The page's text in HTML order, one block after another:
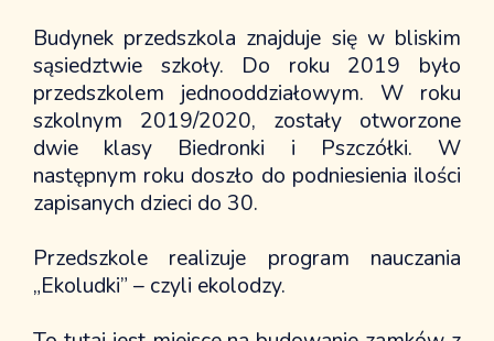
Kontakt
Historia przedszkola
Dokumenty
Informacje dla rodziców
Z życia przedszkola
Strefa rodzica
Budynek przedszkola znajduje się w bliskim
sąsiedztwie szkoły. Do roku 2019 było
przedszkolem jednooddziałowym. W roku
szkolnym 2019/2020, zostały otworzone
dwie klasy Biedronki i Pszczółki. W
następnym roku doszło do podniesienia ilości
zapisanych dzieci do 30.
Przedszkole realizuje program nauczania
„Ekoludki” – czyli ekolodzy.